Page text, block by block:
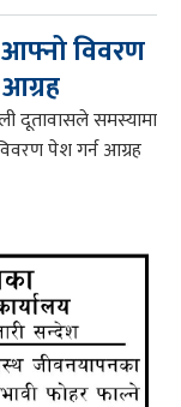
आफ्नो विवरण
दूतावासले समस्यामा
पेश गर्न आग्रह